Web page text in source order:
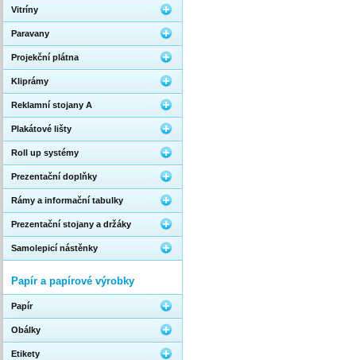
Vitríny
Paravany
Projekční plátna
Kliprámy
Reklamní stojany A
Plakátové lišty
Roll up systémy
Prezentační doplňky
Rámy a informační tabulky
Prezentační stojany a držáky
Samolepicí nástěnky
Papír a papírové výrobky
Papír
Obálky
Etikety